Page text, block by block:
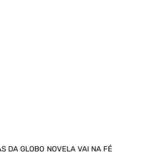
DA GLOBO NOVELA VAI NA FÉ